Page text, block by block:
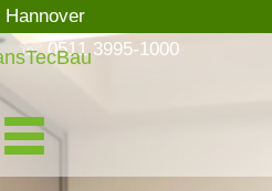
☏ 0511 3995-1000